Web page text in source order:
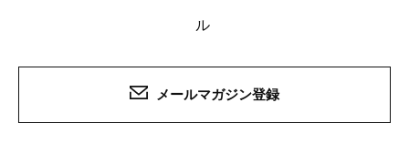
ル
メールマガジン登録